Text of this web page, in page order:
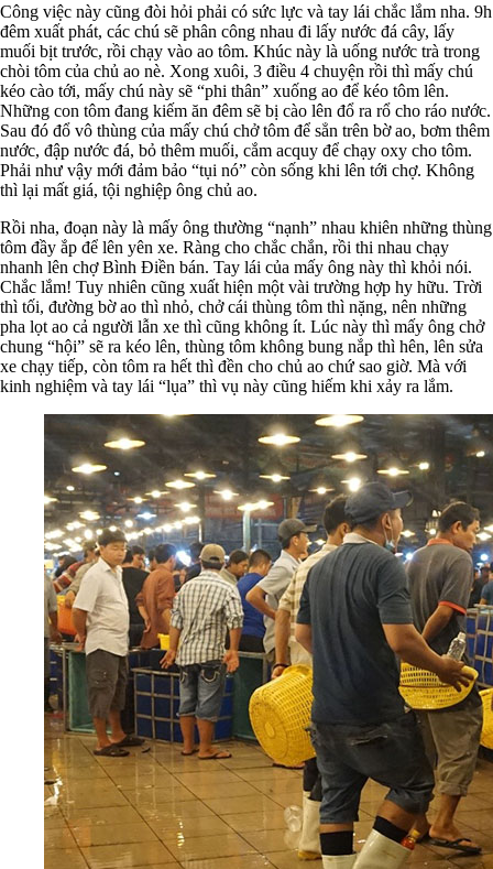
Công việc này cũng đòi hỏi phải có sức lực và tay lái chắc lắm nha. 9h
đêm xuất phát, các chú sẽ phân công nhau đi lấy nước đá cây, lấy
muối bịt trước, rồi chạy vào ao tôm. Khúc này là uống nước trà trong
chòi tôm của chủ ao nè. Xong xuôi, 3 điều 4 chuyện rồi thì mấy chú
kéo cào tới, mấy chú này sẽ “phi thân” xuống ao để kéo tôm lên.
Những con tôm đang kiếm ăn đêm sẽ bị cào lên đổ ra rổ cho ráo nước.
Sau đó đổ vô thùng của mấy chú chở tôm để sẳn trên bờ ao, bơm thêm
nước, đập nước đá, bỏ thêm muối, cắm acquy để chạy oxy cho tôm.
Phải như vậy mới đảm bảo “tụi nó” còn sống khi lên tới chợ. Không
thì lại mất giá, tội nghiệp ông chủ ao.
Rồi nha, đoạn này là mấy ông thường “nạnh” nhau khiên những thùng
tôm đầy ắp để lên yên xe. Ràng cho chắc chắn, rồi thi nhau chạy
nhanh lên chợ Bình Điền bán. Tay lái của mấy ông này thì khỏi nói.
Chắc lắm! Tuy nhiên cũng xuất hiện một vài trường hợp hy hữu. Trời
thì tối, đường bờ ao thì nhỏ, chở cái thùng tôm thì nặng, nên những
pha lọt ao cả người lẫn xe thì cũng không ít. Lúc này thì mấy ông chở
chung “hội” sẽ ra kéo lên, thùng tôm không bung nắp thì hên, lên sửa
xe chạy tiếp, còn tôm ra hết thì đền cho chủ ao chứ sao giờ. Mà với
kinh nghiệm và tay lái “lụa” thì vụ này cũng hiếm khi xảy ra lắm.